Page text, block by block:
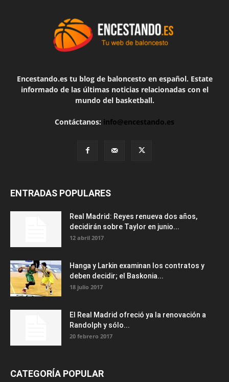
Encestando.es tu blog de baloncesto en español. Estate
informado de las últimas noticias relacionadas con el
mundo del basketball.
Contáctanos: info@encestando.es
ENTRADAS POPULARES
Real Madrid: Reyes renueva dos años,
decidirán sobre Taylor en junio...
12 abril 2017
Hanga y Larkin examinan los contratos y
deben decidir; el Baskonia...
18 julio 2017
El Real Madrid ofreció ya la renovación a
Randolph y sólo...
20 febrero 2017
CATEGORÍA POPULAR